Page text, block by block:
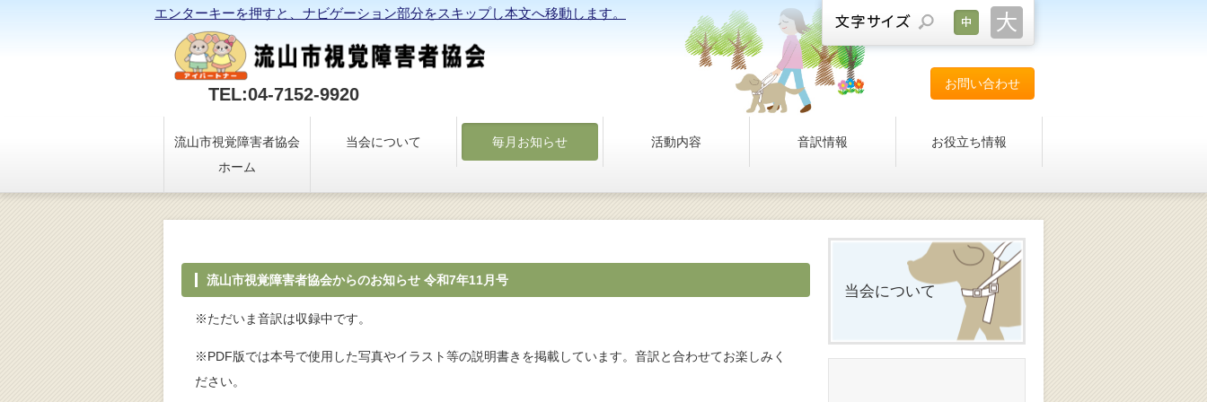
エンターキーを押すと、ナビゲーション部分をスキップし本文へ移動します。
お問い合わせ
TEL:04-7152-9920
流山市視覚障害者協会
ホーム
当会について 毎月お知らせ 活動内容 音訳情報 お役立ち情報
流山市視覚障害者協会からのお知らせ 令和7年11月号
※ただいま音訳は収録中です。
※PDF版では本号で使用した写真やイラスト等の説明書きを掲載しています。音訳と合わせてお楽しみく
ださい。
当会について